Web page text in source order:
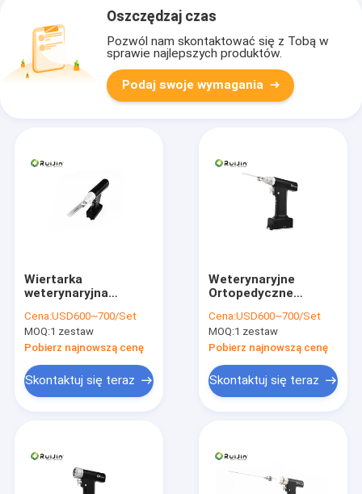
Oszczędzaj czas
Pozwól nam skontaktować się z Tobą w
sprawie najlepszych produktów.
Podaj swoje wymagania
Wiertarka
weterynaryjna
obr./min Czarna
Cena:USD600~700/Set
MOQ:1 zestaw
Pobierz najnowszą cenę
Skontaktuj się teraz
Weterynaryjne
Ortopedyczne
Chirurgiczne
Mikrochirurgia
Elektryczna
Wiertarka
Ortopedyczna
Cena:USD600~700/Set
MOQ:1 zestaw
Pobierz najnowszą cenę
Skontaktuj się teraz